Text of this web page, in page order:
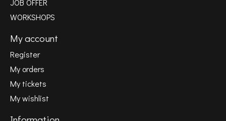
JOB OFFER
WORKSHOPS
My account
Register
My orders
My tickets
My wishlist